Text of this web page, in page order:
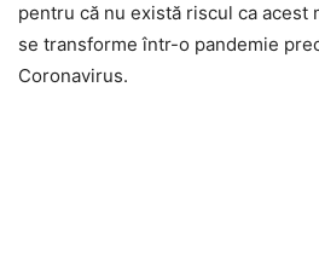
pentru că nu există riscul ca acest
se transforme într-o pandemie
Coronavirus.